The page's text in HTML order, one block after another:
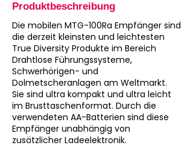
Produktbeschreibung
Die mobilen MTG-100Ra Empfänger sind
die derzeit kleinsten und leichtesten
True Diversity Produkte im Bereich
Drahtlose Führungssysteme,
Schwerhörigen- und
Dolmetscheranlagen am Weltmarkt.
Sie sind ultra kompakt und ultra leicht
im Brusttaschenformat. Durch die
verwendeten AA-Batterien sind diese
Empfänger unabhängig von
zusätzlicher Ladeelektronik.